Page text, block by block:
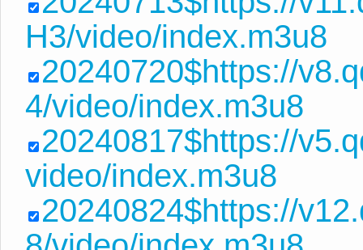
H3/video/index.m3u8
20240720$https://
4/video/index.m3u8
20240817$https://
video/index.m3u8
20240824$https://